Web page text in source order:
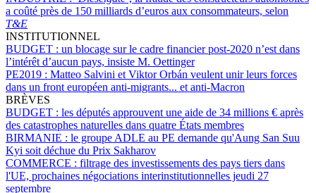
a coûté près de 150 milliards d’euros aux consommateurs, selon
T&E
INSTITUTIONNEL
BUDGET : un blocage sur le cadre financier post-2020 n’est dans
l’intérêt d’aucun pays, insiste M. Oettinger
PE2019 : Matteo Salvini et Viktor Orbán veulent unir leurs forces
dans un front européen anti-migrants... et anti-Macron
BRÈVES
BUDGET : les députés approuvent une aide de 34 millions € après
des catastrophes naturelles dans quatre États membres
BIRMANIE : le groupe ADLE au PE demande qu'Aung San Suu
Kyi soit déchue du Prix Sakharov
COMMERCE : filtrage des investissements des pays tiers dans
l'UE, prochaines négociations interinstitutionnelles jeudi 27
septembre